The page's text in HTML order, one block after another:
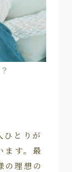
ひとりが
ます。最
の理想の